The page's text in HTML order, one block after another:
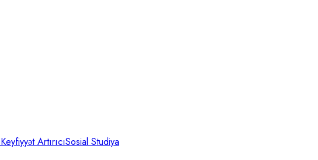
Keyfiyyət ArtırıcıSosial Studiya